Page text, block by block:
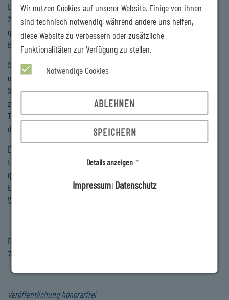
Die Saison im Freibad „Am Stangewald“ startet am Freitag, den
29.05.2025. Dank der warmen letzten Tage ist die Wassertemperatur
gestiegen und nach den letzten Arbeiten im Gelände steht dem
Badespaß ab Freitag nix mehr im Wege.
Schwimmer-, Nichtschwimmer- sowie das Babybecken sind bereit
und das weitläufige Gelände lädt mit Wiesen, Liegen und
Strandkörben zum erholenden Verweilen ein. Für die Abwechslung
zwischendurch sorgen Riesenschach, Beachvolleyball oder
Tischtennis und auf der Aussichtsterrasse mit Imbiss genießt man
den besten Blick und eine Stärkung.
Das Freibad „Am Stangewald“ ist bei entsprechender Witterung
täglich von 10:00 – 19:00 Uhr bis Ende August/Anfang September
geöffnet. Der Eintritt für Kinder kostet 2,50 EUR am Tag sowie 4,00
EUR für Erwachsene. Eine Zehnerkarte empfiehlt sich für richtige
Wasserratten – 10-mal zahlen und der 11. Eintritt ist frei.
Bei Rückfragen stehen wir gerne telefonisch unter der 03733 5613-
70 zur Verfügung.
Veröffentlichung honorarfrei
Wir nutzen Cookies auf unserer Website. Einige von ihnen
sind technisch notwendig, während andere uns helfen,
diese Website zu verbessern oder zusätzliche
Funktionalitäten zur Verfügung zu stellen.
Notwendige Cookies
ABLEHNEN
SPEICHERN
Details anzeigen
Impressum| Datenschutz